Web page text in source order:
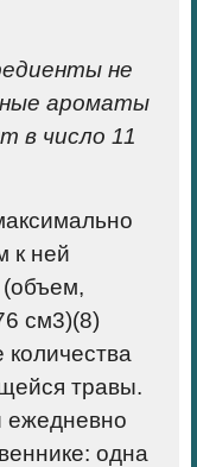
не
ароматы
в число 11
к ней
(объем,
см3)(8)
травы.
ежедневно
одна